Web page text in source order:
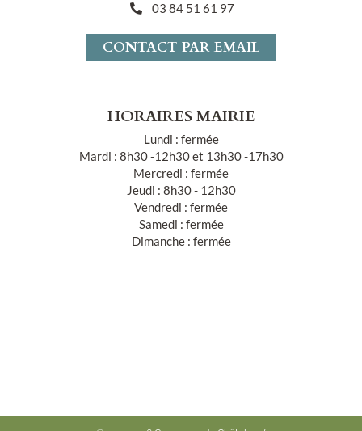
03 84 51 61 97
CONTACT PAR EMAIL
HORAIRES MAIRIE
Lundi : fermée
Mardi : 8h30 -12h30 et 13h30 -17h30
Mercredi : fermée
Jeudi : 8h30 - 12h30
Vendredi : fermée
Samedi : fermée
Dimanche : fermée